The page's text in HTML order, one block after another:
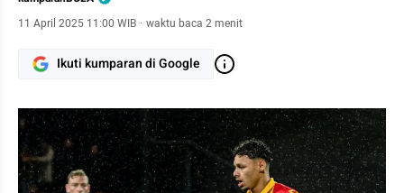
11 April 2025 11:00 WIB · waktu baca 2 menit
Ikuti kumparan di Google